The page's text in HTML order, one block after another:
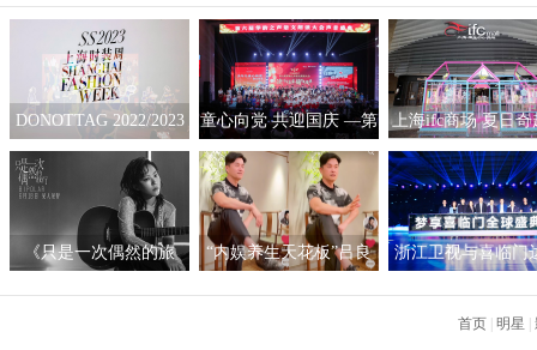
DONOTTAG 2022/2023
时装创意秀开启，众星
携手开启时髦新篇章
童心向党 共迎国庆 —第
六届“华韵之声”语文朗
读大会总展演在京隆重
举行
上海ifc商场 夏日奇
拟互动艺术展
《只是一次偶然的旅
“内娱养生天花板”吕良
浙江卫视与喜临门
新营销模式
首页 明星